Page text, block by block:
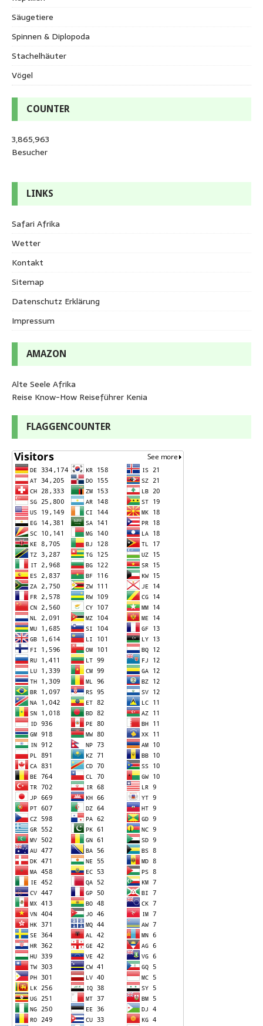
Säugetiere
Spinnen & Diplopoda
Stachelhäuter
Vögel
COUNTER
3,865,963
Besucher
LINKS
Safari Afrika
Wetter
Kontakt
Sitemap
Datenschutz Erklärung
Impressum
AMAZON
Alte Seele Afrika
Reise Know-How Reiseführer Kenia
FLAGGENCOUNTER